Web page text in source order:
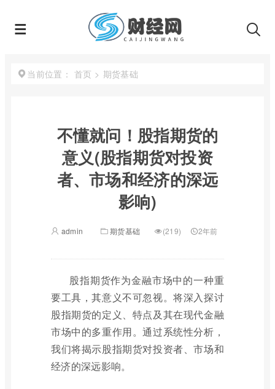
当前位置： 首页 > 期货基础
不懂就问！股指期货的
意义(股指期货对投资
者、市场和经济的深远
影响)
admin 期货基础 (219) 2年前
股指期货作为金融市场中的一种重
要工具，其意义不可忽视。将深入探讨
股指期货的定义、特点及其在现代金融
市场中的多重作用。通过系统性分析，
我们将揭示股指期货对投资者、市场和
经济的深远影响。